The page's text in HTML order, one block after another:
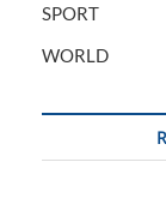
SPORT
WORLD